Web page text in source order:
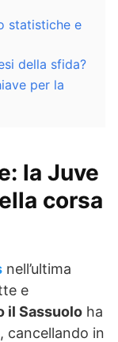
statistiche e
della sfida?
per la
la Juve
corsa
nell’ultima
e
il Sassuolo ha
cancellando in